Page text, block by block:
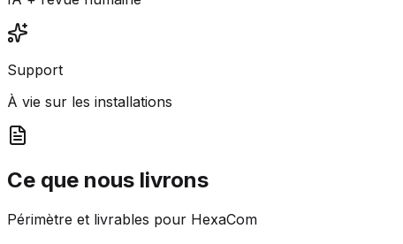
Support
À vie sur les installations
Ce que nous livrons
Périmètre et livrables pour HexaCom